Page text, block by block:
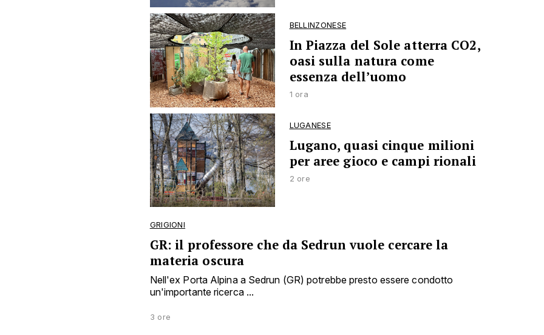
BELLINZONESE
In Piazza del Sole atterra CO2,
oasi sulla natura come
essenza dell’uomo
1 ora
LUGANESE
Lugano, quasi cinque milioni
per aree gioco e campi rionali
2 ore
GRIGIONI
GR: il professore che da Sedrun vuole cercare la
materia oscura
Nell'ex Porta Alpina a Sedrun (GR) potrebbe presto essere condotto
un'importante ricerca ...
3 ore